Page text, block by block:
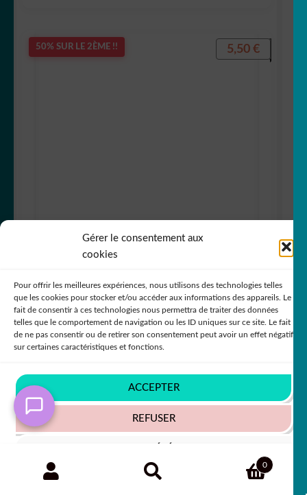
Gérer le consentement aux
cookies
Pour offrir les meilleures expériences, nous utilisons des technologies telles
que les cookies pour stocker et/ou accéder aux informations des appareils. Le
fait de consentir à ces technologies nous permettra de traiter des données
telles que le comportement de navigation ou les ID uniques sur ce site. Le fait
de ne pas consentir ou de retirer son consentement peut avoir un effet négatif
sur certaines caractéristiques et fonctions.
ACCEPTER
REFUSER
Politique de confidentialité
website is restructuring its languages - Afin de vous
donner un meilleur service, notre site restructure ses
langues
Ignorer
50% SUR LE 2ÈME !!
GYM15578
+63 COULEURS
5,50 €
Recherche
RECHERCHE 0